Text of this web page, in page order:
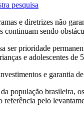
pesquisa
e diretrizes não
sendo
ser prioridade
e adolescentes de
e garantia
população
pelo